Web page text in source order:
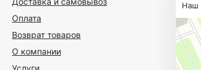
Оплата
Возврат товаров
О компании
Услуги
Наш